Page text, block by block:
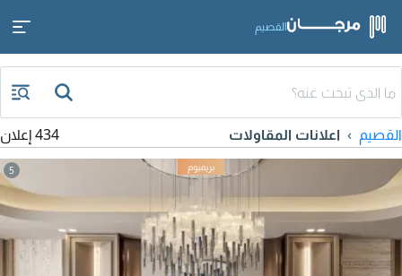
القصيم
القصيم اعلانات المقاولات 434 إعلان
5